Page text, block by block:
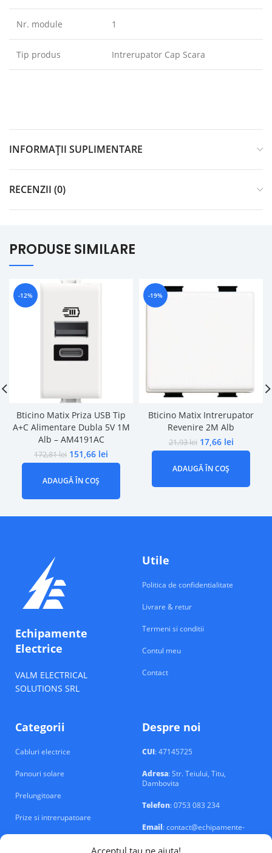
Acceptul tau ne ajuta!
Nr. module 1
Tip produs Intrerupator Cap Scara
INFORMAȚII SUPLIMENTARE
RECENZII (0)
PRODUSE SIMILARE
-12%
Bticino Matix Priza USB Tip
A+C Alimentare Dubla 5V 1M
Alb – AM4191AC
172,81lei 151,66 lei
ADAUGĂ ÎN COȘ
-19%
Bticino Matix Intrerupator
Revenire 2M Alb
21,93lei 17,66 lei
ADAUGĂ ÎN COȘ
Echipamente
Electrice
VALM ELECTRICAL
SOLUTIONS SRL
Utile
Politica de confidentialitate
Livrare & retur
Termeni si conditii
Contul meu
Contact
Categorii
Cabluri electrice
Panouri solare
Prelungitoare
Prize si intrerupatoare
Despre noi
CUI: 47145725
Adresa: Str. Teiului, Titu,
Dambovita
Telefon: 0753 083 234
Email: contact@echipamente-
electrice.ro